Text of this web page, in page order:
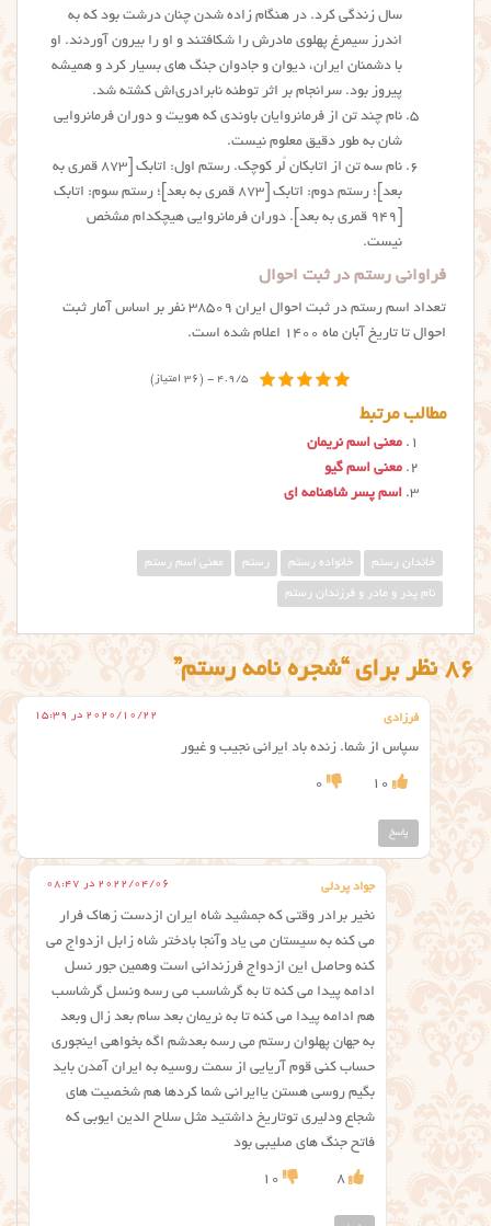
سال زندگی کرد. در هنگام زاده شدن چنان درشت بود که به
اندرز سیمرغ پهلوی مادرش را شکافتند و او را بیرون آوردند. او
با دشمنان ایران، دیوان و جادوان جنگ های بسیار کرد و همیشه
پیروز بود. سرانجام بر اثر توطئه‌ نابرادری‌اش کشته شد.
نام چند تن از فرمانروایان باوندی که هویت و دوران فرمانروایی
شان به طور دقیق معلوم نیست.
نام سه تن از اتابکان لُر کوچک. رستم اول: اتابک [۸۷۳ قمری به
بعد]؛ رستم دوم: اتابک [۸۷۳ قمری به بعد]؛ رستم سوم: اتابک
[۹۴۹ قمری به بعد]. دوران فرمانروایی هیچکدام مشخص
نیست.
فراوانی رستم در ثبت احوال
تعداد اسم رستم در ثبت احوال ایران ۳۸۵۰۹ نفر بر اساس آمار ثبت
احوال تا تاریخ آبان ماه ۱۴۰۰ اعلام شده است.
4.9/5 - (36 امتیاز)
مطالب مرتبط
معنی اسم نریمان
معنی اسم گیو
اسم پسر شاهنامه ای
خاندان رستم خانواده رستم رستم معنی اسم رستم
نام پدر و مادر و فرزندان رستم
86 نظر برای “شجره نامه رستم”
فرزادی 2020/10/22 در 15:39
سپاس از شما. زنده باد ایرانی نجیب و غیور
10
0
پاسخ
جواد پردلی 2022/04/06 در 08:47
نخیر برادر وقتی که جمشید شاه ایران ازدست زهاک فرار
می کنه به سیستان می یاد وآنجا بادختر شاه زابل ازدواج می
کنه وحاصل این ازدواج فرزندانی است وهمین جور نسل
ادامه پیدا می کنه تا به گرشاسب می رسه ونسل گرشاسب
هم ادامه پیدا می کنه تا به نریمان بعد سام بعد زال وبعد
به جهان پهلوان رستم می رسه بعدشم اگه بخواهی اینجوری
حساب کنی قوم آریایی از سمت روسیه به ایران آمدن باید
بگیم روسی هستن یاایرانی شما کردها هم شخصیت های
شجاع ودلیری توتاریخ داشتید مثل سلاح الدین ایوبی که
فاتح جنگ های صلیبی بود
8
10